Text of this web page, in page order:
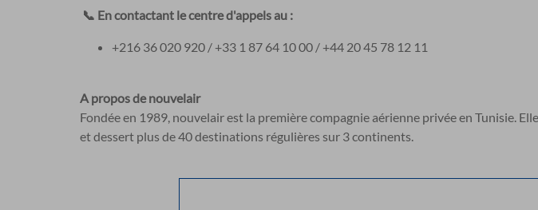
📞 En contactant le centre d'appels au :
+216 36 020 920 / +33 1 87 64 10 00 / +44 20 45 78 12 11
A propos de nouvelair
Fondée en 1989, nouvelair est la première compagnie aérienne privée en Tunisie.
et dessert plus de 40 destinations régulières sur 3 continents.